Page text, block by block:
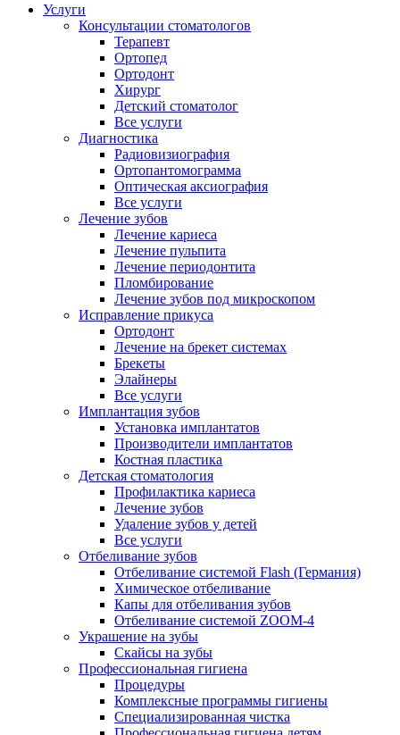
Услуги
Консультации стоматологов
Терапевт
Ортопед
Ортодонт
Хирург
Детский стоматолог
Все услуги
Диагностика
Радиовизиография
Ортопантомограмма
Оптическая аксиография
Все услуги
Лечение зубов
Лечение кариеса
Лечение пульпита
Лечение периодонтита
Пломбирование
Лечение зубов под микроскопом
Исправление прикуса
Ортодонт
Лечение на брекет системах
Брекеты
Элайнеры
Все услуги
Имплантация зубов
Установка имплантатов
Производители имплантатов
Костная пластика
Детская стоматология
Профилактика кариеса
Лечение зубов
Удаление зубов у детей
Все услуги
Отбеливание зубов
Отбеливание системой Flash (Германия)
Химическое отбеливание
Капы для отбеливания зубов
Отбеливание системой ZOOM-4
Украшение на зубы
Скайсы на зубы
Профессиональная гигиена
Процедуры
Комплексные программы гигиены
Специализированная чистка